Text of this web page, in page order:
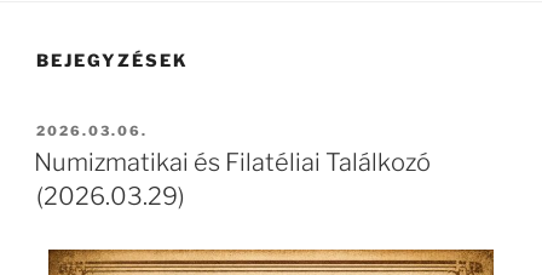
BEJEGYZÉSEK
2026.03.06.
Numizmatikai és Filatéliai Találkozó
(2026.03.29)